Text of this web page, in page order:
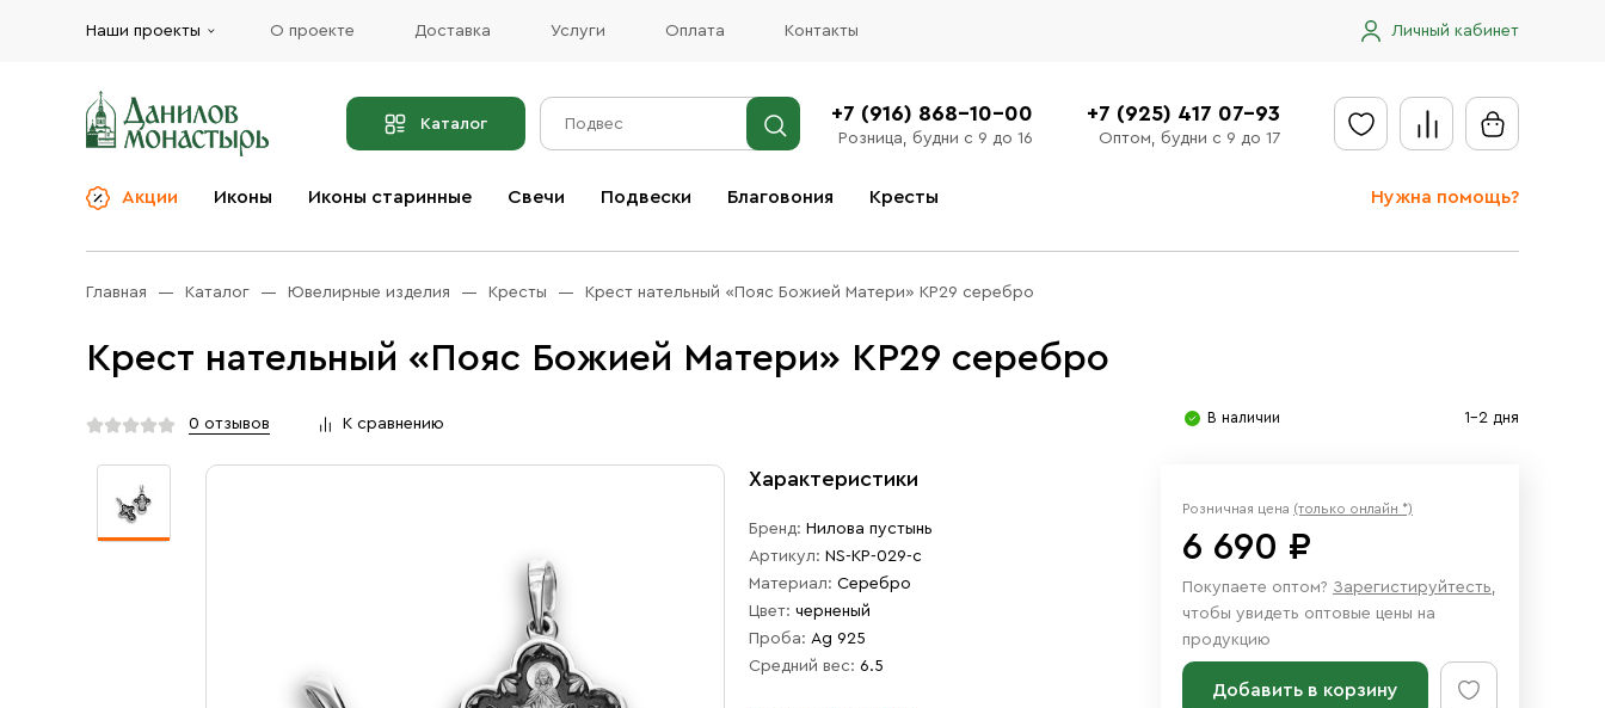
Наши проекты О проекте Доставка Услуги Оплата Контакты Личный кабинет
Каталог +7 (916) 868-10-00
Розница, будни с 9 до 16
+7 (925) 417 07-93
Оптом, будни с 9 до 17
Акции Иконы Иконы старинные Свечи Подвески Благовония Кресты Нужна помощь?
Отправить заявку
Церковная утварь
Бренды
Услуги
Главная Каталог Ювелирные изделия Кресты Крест нательный «Пояс Божией Матери» КР29 серебро
Крест нательный «Пояс Божией Матери» КР29 серебро
0 отзывов К сравнению В наличии 1-2 дня
Характеристики
Бренд: Нилова пустынь
Артикул: NS-КР-029-с
Материал: Серебро
Цвет: черненый
Проба: Ag 925
Средний вес: 6.5
Розничная цена (только онлайн *)
6 690 ₽
Покупаете оптом? Зарегистируйтесть,
чтобы увидеть оптовые цены на
продукцию
Добавить в корзину